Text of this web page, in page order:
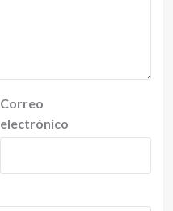
Correo
electrónico